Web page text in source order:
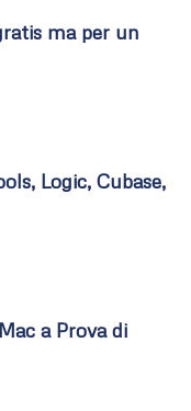
ma per un
Logic, Cubase,
a Prova di